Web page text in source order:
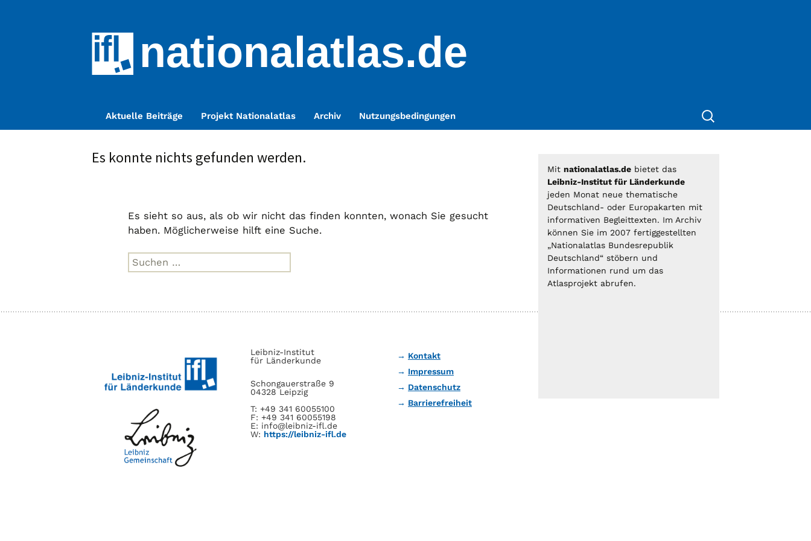
nationalatlas.de
Aktuelle Beiträge Projekt Nationalatlas Archiv Nutzungsbedingungen
Suche
nach:
Es konnte nichts gefunden werden.
Es sieht so aus, als ob wir nicht das finden konnten, wonach Sie gesucht
haben. Möglicherweise hilft eine Suche.
Suche
nach:
Mit nationalatlas.de bietet das
Leibniz-Institut für Länderkunde
jeden Monat neue thematische
Deutschland- oder Europakarten mit
informativen Begleittexten. Im Archiv
können Sie im 2007 fertiggestellten
„Nationalatlas Bundesrepublik
Deutschland“ stöbern und
Informationen rund um das
Atlasprojekt abrufen.
Leibniz-Institut
für Länderkunde
Schongauerstraße 9
04328 Leipzig
T: +49 341 60055100
F: +49 341 60055198
E: info@leibniz-ifl.de
W: https://leibniz-ifl.de
Kontakt
Impressum
Datenschutz
Barrierefreiheit